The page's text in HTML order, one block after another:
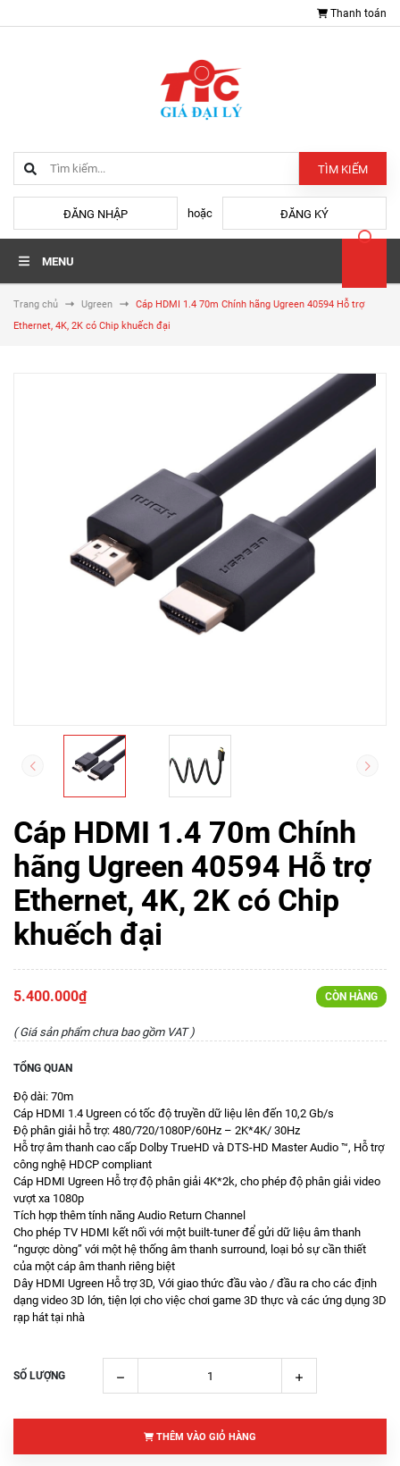
Thanh toán
TÌM KIẾM
ĐĂNG NHẬP hoặc ĐĂNG KÝ
MENU
Trang chủ Ugreen
Cáp HDMI 1.4 70m Chính hãng Ugreen 40594 Hỗ trợ
Ethernet, 4K, 2K có Chip khuếch đại
Cáp HDMI 1.4 70m Chính
hãng Ugreen 40594 Hỗ trợ
Ethernet, 4K, 2K có Chip
khuếch đại
5.400.000₫ CÒN HÀNG
( Giá sản phẩm chưa bao gồm VAT )
TỔNG QUAN
Độ dài: 70m
Cáp HDMI 1.4 Ugreen có tốc độ truyền dữ liệu lên đến 10,2 Gb/s
Độ phân giải hỗ trợ: 480/720/1080P/60Hz – 2K*4K/ 30Hz
Hỗ trợ âm thanh cao cấp Dolby TrueHD và DTS-HD Master Audio ™, Hỗ trợ
công nghệ HDCP compliant
Cáp HDMI Ugreen Hỗ trợ độ phân giải 4K*2k, cho phép độ phân giải video
vượt xa 1080p
Tích hợp thêm tính năng Audio Return Channel
Cho phép TV HDMI kết nối với một built-tuner để gửi dữ liệu âm thanh
“ngược dòng” với một hệ thống âm thanh surround, loại bỏ sự cần thiết
của một cáp âm thanh riêng biệt
Dây HDMI Ugreen Hỗ trợ 3D, Với giao thức đầu vào / đầu ra cho các định
dạng video 3D lớn, tiện lợi cho việc chơi game 3D thực và các ứng dụng 3D
rạp hát tại nhà
SỐ LƯỢNG
THÊM VÀO GIỎ HÀNG